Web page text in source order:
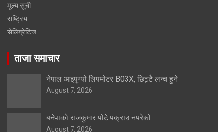
मूल्य सूची
राष्ट्रिय
सेलिब्रेटिज
ताजा समाचार
नेपाल आइपुग्यो लिपमोटर B03X, छिट्टै लन्च हुने
August 7, 2026
बनेपाको राजकुमार पोटे पक्राउ नपरेको
August 7, 2026